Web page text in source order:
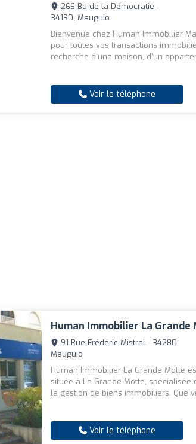
266 Bd de la Démocratie -
34130, Mauguio
Bienvenue chez Human Immobilier
pour toutes vos transactions
recherche d'une maison, d'un
Voir le téléphone
Human Immobilier La Grande
91 Rue Frédéric Mistral - 34280,
Mauguio
Human Immobilier La Grande Motte
située à La Grande-Motte,
la gestion de biens immobiliers. Que
Voir le téléphone